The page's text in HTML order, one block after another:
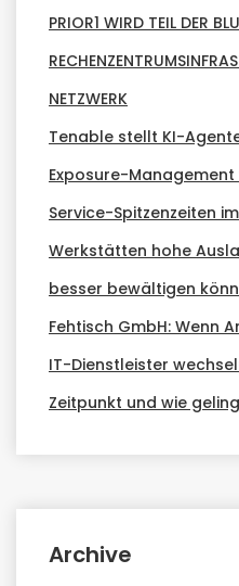
PRIOR1 WIRD TEIL DER
NETZWERK
Tenable stellt KI-
Exposure-Management
Service-Spitzenzeiten
Werkstätten hohe
besser bewältigen
Fehtisch GmbH: Wenn
IT-Dienstleister
Zeitpunkt und wie
Archive